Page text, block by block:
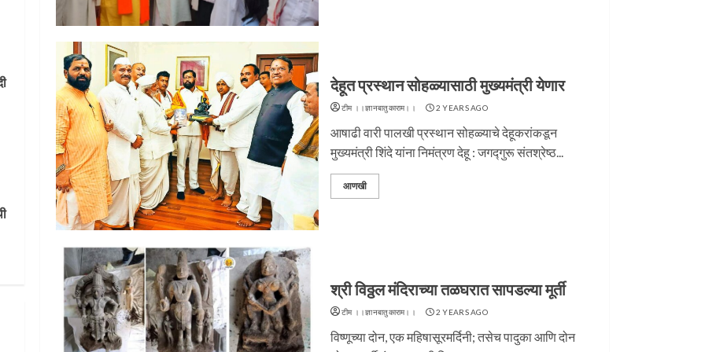
देहूत प्रस्थान सोहळ्यासाठी मुख्यमंत्री येणार
टीम ।।ज्ञानबातुकाराम।। 2 YEARS AGO
आषाढी वारी पालखी प्रस्थान सोहळ्याचे देहूकरांकडून
मुख्यमंत्री शिंदे यांना निमंत्रण देहू : जगद्गुरू संतश्रेष्ठ...
आणखी
श्री विठ्ठल मंदिराच्या तळघरात सापडल्या मूर्ती
टीम ।।ज्ञानबातुकाराम।। 2 YEARS AGO
विष्णूच्या दोन, एक महिषासूरमर्दिनी; तसेच पादुका आणि दोन